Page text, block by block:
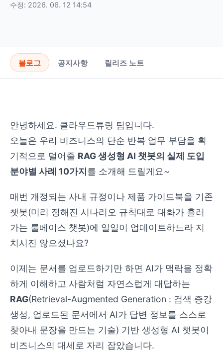
수정: 2026. 06. 12 14:54
블로그 공지사항 릴리즈 노트
안녕하세요. 클라우드튜링 팀입니다.
오늘은 우리 비즈니스의 단순 반복 업무 부담을 획
기적으로 덜어줄 RAG 생성형 AI 챗봇의 실제 도입
분야별 사례 10가지를 소개해 드릴게요~
매번 개정되는 사내 규정이나 제품 가이드북을 기존
챗봇(미리 정해진 시나리오 규칙대로 대화가 흘러
가는 룰베이스 챗봇)에 일일이 업데이트하느라 지
치시진 않으셨나요?
이제는 문서를 업로드하기만 하면 AI가 맥락을 정확
하게 이해하고 사람처럼 자연스럽게 대답하는
RAG(Retrieval-Augmented Generation : 검색 증강
생성, 업로드된 문서에서 AI가 답변 정보를 스스로
찾아내 문장을 만드는 기술) 기반 생성형 AI 챗봇이
비즈니스의 대세로 자리 잡았습니다.